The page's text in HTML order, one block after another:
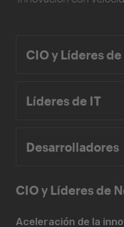
CIO y Líderes
Líderes de IT
Desarrolladores
CIO y Líderes de
Aceleración de la